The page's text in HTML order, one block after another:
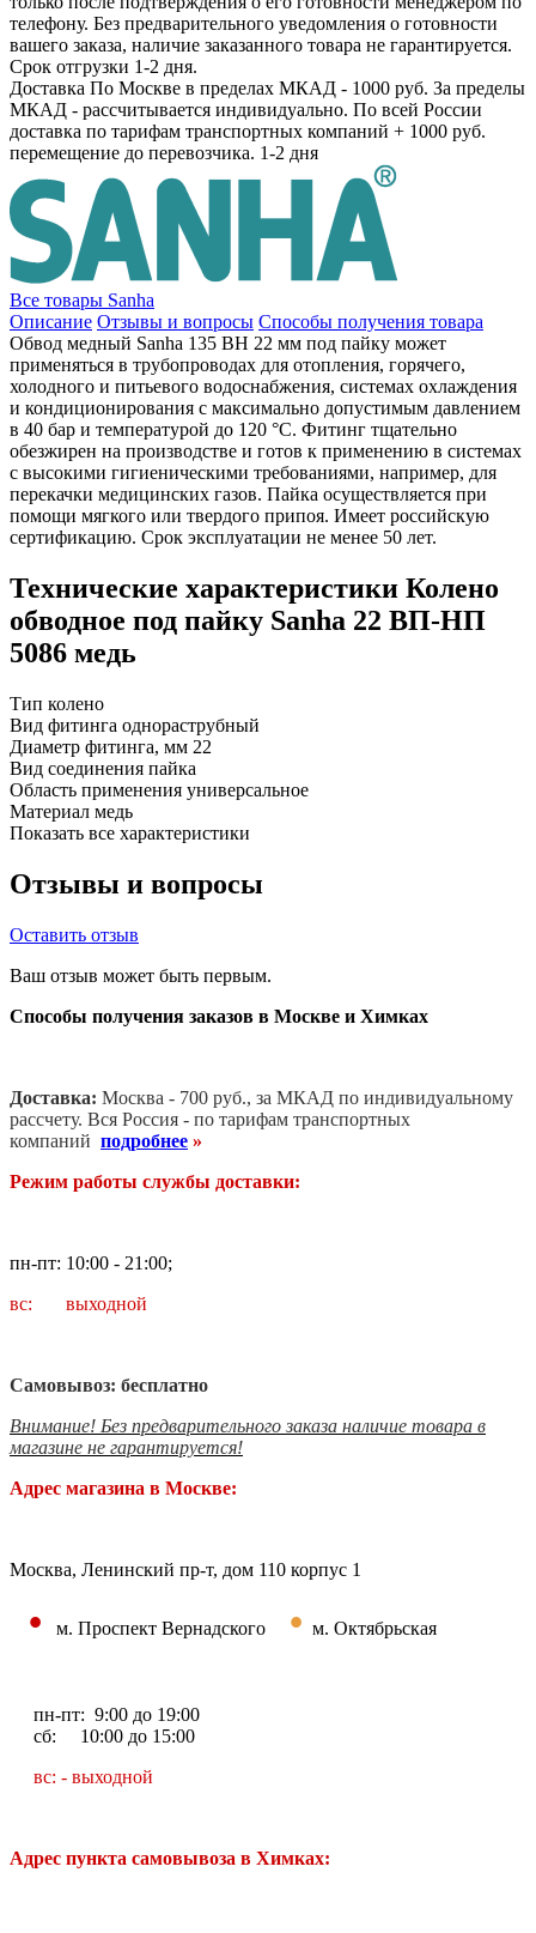
телефону. Без предварительного уведомления о готовности
вашего заказа, наличие заказанного товара не гарантируется.
Срок отгрузки 1-2 дня.
Доставка По Москве в пределах МКАД - 1000 руб. За пределы
МКАД - рассчитывается индивидуально. По всей России
доставка по тарифам транспортных компаний + 1000 руб.
перемещение до перевозчика. 1-2 дня
Все товары Sanha
Описание Отзывы и вопросы Способы получения товара
Обвод медный Sanha 135 ВН 22 мм под пайку может
применяться в трубопроводах для отопления, горячего,
холодного и питьевого водоснабжения, системах охлаждения
и кондиционирования с максимально допустимым давлением
в 40 бар и температурой до 120 °C. Фитинг тщательно
обезжирен на производстве и готов к применению в системах
с высокими гигиеническими требованиями, например, для
перекачки медицинских газов. Пайка осуществляется при
помощи мягкого или твердого припоя. Имеет российскую
сертификацию. Срок эксплуатации не менее 50 лет.
Технические характеристики Колено
обводное под пайку Sanha 22 ВП-НП
5086 медь
Тип колено
Вид фитинга однораструбный
Диаметр фитинга, мм 22
Вид соединения пайка
Область применения универсальное
Материал медь
Показать все характеристики
Отзывы и вопросы
Оставить отзыв
Ваш отзыв может быть первым.
Способы получения заказов в Москве и Химках
Доставка: Москва - 700 руб., за МКАД по индивидуальному
рассчету. Вся Россия - по тарифам транспортных
компаний подробнее »
Режим работы службы доставки:
пн-пт: 10:00 - 21:00;
вс: выходной
Самовывоз: бесплатно
Внимание! Без предварительного заказа наличие товара в
магазине не гарантируется!
Адрес магазина в Москве:
Москва, Ленинский пр-т, дом 110 корпус 1
• м. Проспект Вернадского • м. Октябрьская
пн-пт: 9:00 до 19:00
сб: 10:00 до 15:00
вс: - выходной
Адрес пункта самовывоза в Химках: